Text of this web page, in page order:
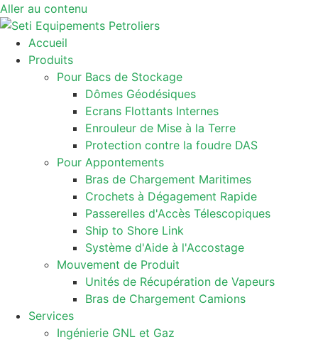
Aller au contenu
Accueil
Produits
Pour Bacs de Stockage
Dômes Géodésiques
Ecrans Flottants Internes
Enrouleur de Mise à la Terre
Protection contre la foudre DAS
Pour Appontements
Bras de Chargement Maritimes
Crochets à Dégagement Rapide
Passerelles d'Accès Télescopiques
Ship to Shore Link
Système d'Aide à l'Accostage
Mouvement de Produit
Unités de Récupération de Vapeurs
Bras de Chargement Camions
Services
Ingénierie GNL et Gaz